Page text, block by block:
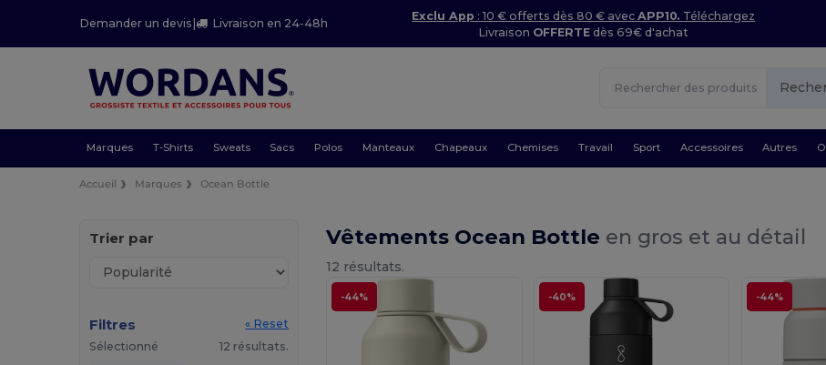
Demander un devis | Livraison en 24-48h
Exclu App : 10 € offerts dès 80 € avecAPP10. Téléchargez
Livraison OFFERTE dès 69€ d'achat
Marques T-Shirts Sweats Sacs Polos Manteaux Chapeaux Chemises Travail Sport Accessoires Autres
Accueil Marques Ocean Bottle
Trier par
Filtres
« Reset
Sélectionné
12 résultats.
Vêtements Ocean Bottle en gros et au détail
12 résultats.
-44% -40% -44%